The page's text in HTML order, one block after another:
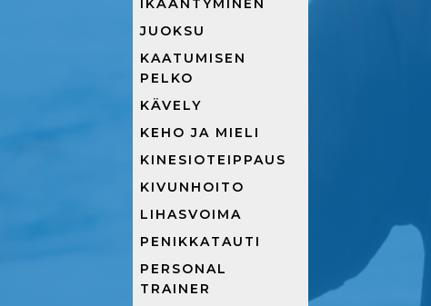
IKÄÄNTYMINEN
JUOKSU
KAATUMISEN
PELKO
KÄVELY
KEHO JA MIELI
KINESIOTEIPPAUS
KIVUNHOITO
LIHASVOIMA
PENIKKATAUTI
PERSONAL
TRAINER